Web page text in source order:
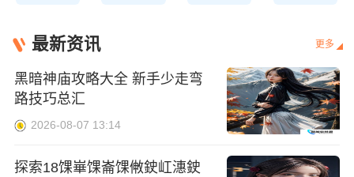
最新资讯 更多
黑暗神庙攻略大全 新手少走弯
路技巧总汇
2026-08-07 13:14
探索18馃崋馃崙馃敒鉂屸潓鉂